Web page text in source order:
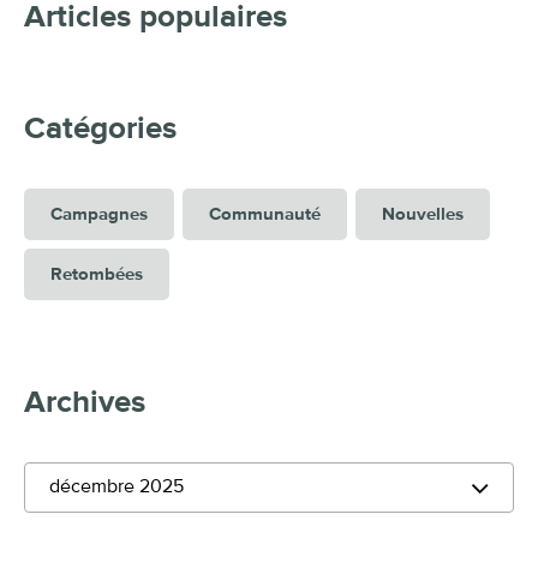
Articles populaires
Catégories
Campagnes Communauté Nouvelles
Retombées
Archives
décembre 2025